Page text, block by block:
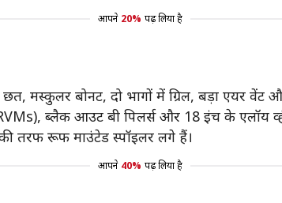
आपने 20% पढ़ लिया है
छत, मस्कुलर बोनट, दो भागों में ग्रिल, बड़ा एयर
ब्लैक आउट बी पिलर्स और 18 इंच के एलॉय
तरफ रूफ माउंटेड स्पॉइलर लगे हैं।
आपने 40% पढ़ लिया है